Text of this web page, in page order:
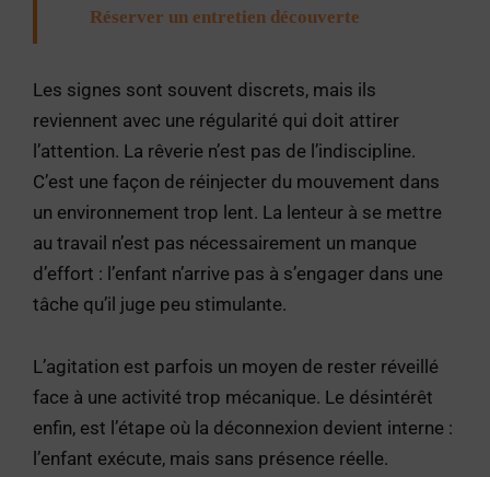
Réserver un entretien découverte
Les signes sont souvent discrets, mais ils
reviennent avec une régularité qui doit attirer
l’attention. La rêverie n’est pas de l’indiscipline.
C’est une façon de réinjecter du mouvement dans
un environnement trop lent. La lenteur à se mettre
au travail n’est pas nécessairement un manque
d’effort : l’enfant n’arrive pas à s’engager dans une
tâche qu’il juge peu stimulante.
L’agitation est parfois un moyen de rester réveillé
face à une activité trop mécanique. Le désintérêt
enfin, est l’étape où la déconnexion devient interne :
l’enfant exécute, mais sans présence réelle.